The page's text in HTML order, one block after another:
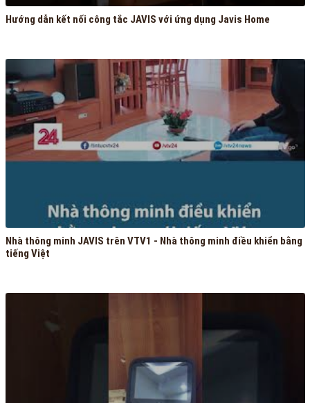
Hướng dẫn kết nối công tắc JAVIS với ứng dụng Javis Home
Nhà thông minh JAVIS trên VTV1 - Nhà thông minh điều khiển bằng
tiếng Việt